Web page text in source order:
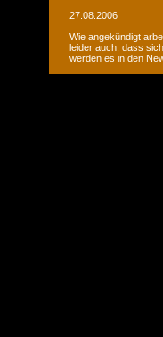
27.08.2006
Wie angekündigt
leider auch, dass
werden es in den